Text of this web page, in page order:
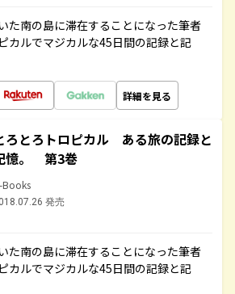
た南の島に滞在することになった筆者
カルでマジカルな45日間の記録と記
詳細を見る
ろとろトロピカル ある旅の記録と
憶。 第3巻
Books
発売
た南の島に滞在することになった筆者
カルでマジカルな45日間の記録と記